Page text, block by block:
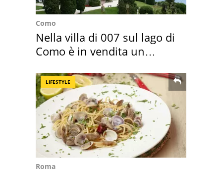
Como
Nella villa di 007 sul lago di
Como è in vendita un
LIFESTYLE
Roma